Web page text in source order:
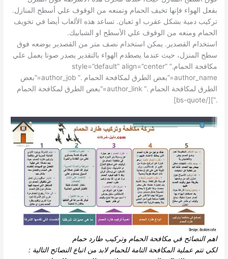
بفعل الهواء فإنها تخيف الحمام وتمنعه من الوقوف علي أسطح المنازل.
تركيب دمية بشكل عقرب او ثعبان. تساعد هذه الألعاب أيضا في تخويف
الحمام ومنعه من الوقوف علي الأسطح او الشبابيك.
استخدام القصدير. يمكن استخدام نصف متر من القصدير بوضعه فوق
سطح المنزل، حيث عندما يصطدم الهواء بالتقدير يصدر صوتا يعمل علي
مكافحة الحمام.” style=”default” align=”center”
author_name=”بعض الطرق لمكافحة الحمام .” author_job=”بعض
الطرق لمكافحة الحمام .” author_link=”بعض الطرق لمكافحة الحمام
.”][/bs-quote]
اهم النصائح في مكافحة الحمام وتركيب طارد حمام
لكي تتم عملية المكافحة التامة للحمام لابد من اتباع النصائح التالية :